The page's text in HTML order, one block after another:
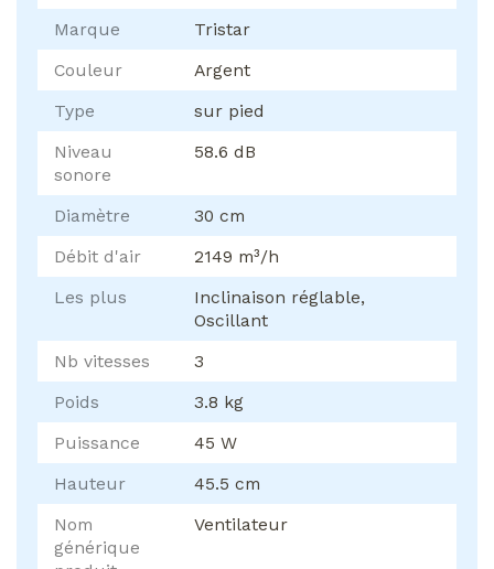
Marque
Tristar
Couleur
Argent
Type
sur pied
Niveau
sonore
58.6 dB
Diamètre
30 cm
Débit d'air
2149 m³/h
Les plus
Inclinaison réglable,
Oscillant
Nb vitesses
3
Poids
3.8 kg
Puissance
45 W
Hauteur
45.5 cm
Nom
générique
Ventilateur